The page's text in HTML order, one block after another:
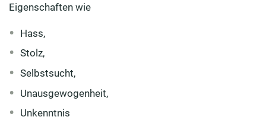
Eigenschaften wie
Hass,
Stolz,
Selbstsucht,
Unausgewogenheit,
Unkenntnis